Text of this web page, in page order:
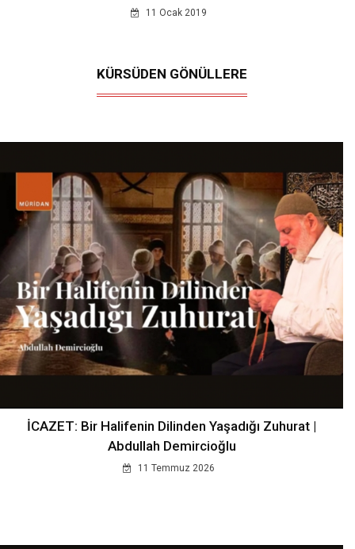
11 Ocak 2019
KÜRSÜDEN GÖNÜLLERE
İCAZET: Bir Halifenin Dilinden Yaşadığı Zuhurat |
Abdullah Demircioğlu
11 Temmuz 2026